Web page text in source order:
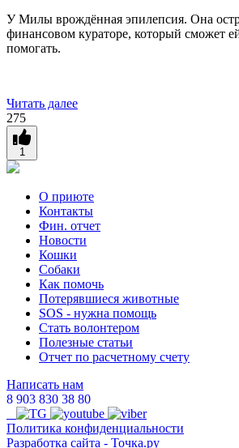
У Милы врождённая эпилепсия. Она
финансовом кураторе, который сможет
помогать.
Читать далее
275
1
О приюте
Контакты
Фин. отчет
Новости
Кошки
Собаки
Как помочь
Потерявшиеся животные
SOS - нужна помощь
Стать волонтером
Полезные статьи
Отчет по расчетному счету
Написать нам
8 903 830 38 80
Политика конфиденциальности
Разработка сайта - Точка.ру